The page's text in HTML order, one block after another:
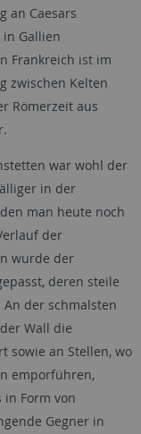
an Caesars
Gallien
Frankreich ist im
zwischen Kelten
Römerzeit aus
war wohl der
in der
man heute noch
der
wurde der
deren steile
der schmalsten
Wall die
sowie an Stellen, wo
emporführen,
Form von
Gegner in